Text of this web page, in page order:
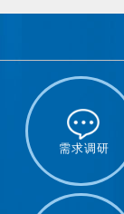
需求调研